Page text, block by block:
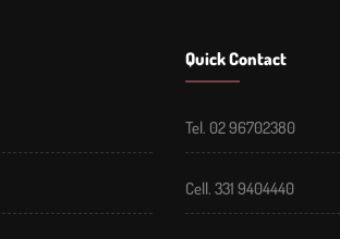
Quick Contact
Tel. 02 96702380
Cell. 331 9404440